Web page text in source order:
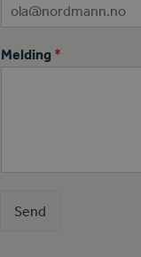
Melding *
Send